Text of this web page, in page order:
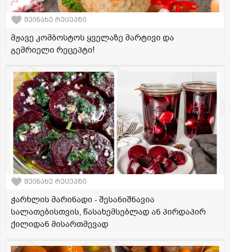
შეინახე რეცეპტი
მჟავე კომბოსტოს ყველაზე მარტივი და
გემრიელი რეცეპტი!
შეინახე რეცეპტი
ჭარხლის მარინადი - შესანიშნავია
სალათებისთვის, წასახემსებლად ან პირდაპირ
ქილიდან მისართმევად